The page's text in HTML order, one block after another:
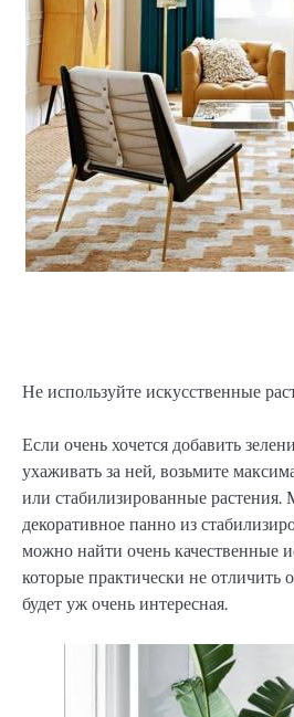
Не используйте искусственные
Если очень хочется добавить
ухаживать за ней, возьмите
или стабилизированные растения.
декоративное панно из
можно найти очень качественные
которые практически не
будет уж очень интересная.